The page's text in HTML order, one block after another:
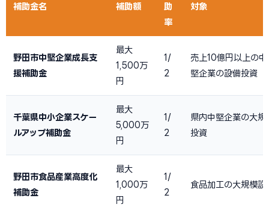
補助金名 補助額
助
率
対象
野田市中堅企業成長支
援補助金
最大
1,500万
円
1/
2
売上10億円以上の
堅企業の設備投資
千葉県中小企業スケー
ルアップ補助金
最大
5,000万
円
1/
2
県内中堅企業の大規
投資
野田市食品産業高度化
補助金
最大
1,000万
円
1/
2
食品加工の大規模設